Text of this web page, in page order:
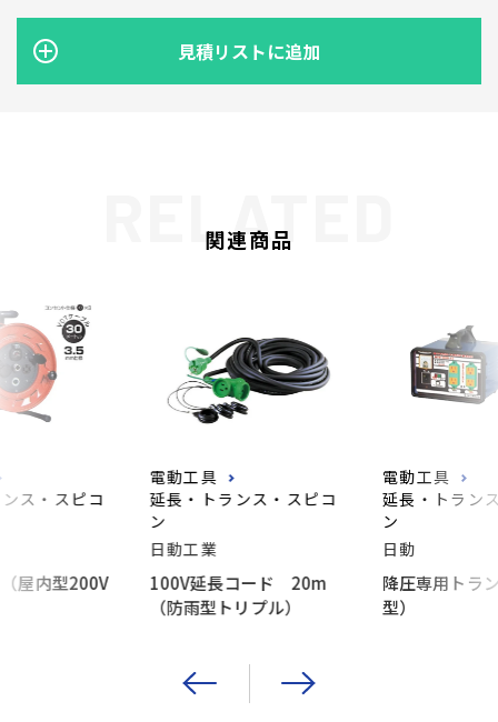
見積リストに追加
関連商品
ス・スピコ
屋内型200V
電動工具
延長・トランス・スピコ
ン
日動工業
100V延長コード 20m
（防雨型トリプル）
電動工具
延長・トラン
ン
日動
降圧専用トラ
型）